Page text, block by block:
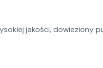
jakości, dowieziony